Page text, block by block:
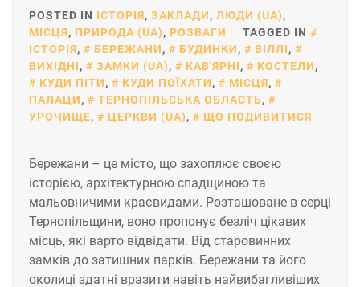
POSTED IN ІСТОРІЯ, ЗАКЛАДИ, ЛЮДИ (UA),
МІСЦЯ, ПРИРОДА (UA), РОЗВАГИ
TAGGED IN
ІСТОРІЯ, БЕРЕЖАНИ, БУДИНКИ, ВІЛЛІ,
ВИХІДНІ, ЗАМКИ (UA), КАВ'ЯРНІ, КОСТЕЛИ,
КУДИ ПІТИ, КУДИ ПОЇХАТИ, МІСЦЯ,
ПАЛАЦИ, ТЕРНОПІЛЬСЬКА ОБЛАСТЬ,
УРОЧИЩЕ, ЦЕРКВИ (UA), ЩО ПОДИВИТИСЯ
Бережани – це місто, що захоплює своєю
історією, архітектурною спадщиною та
мальовничими краєвидами. Розташоване в серці
Тернопільщини, воно пропонує безліч цікавих
місць, які варто відвідати. Від старовинних
замків до затишних парків. Бережани та його
околиці здатні вразити навіть найвибагливіших